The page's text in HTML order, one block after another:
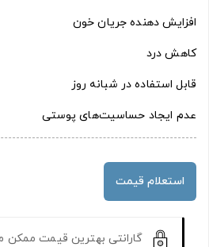
افزایش دهنده جریان خون
کاهش درد
قابل استفاده در شبانه روز
عدم ایجاد حساسیت‌های پوستی
استعلام قیمت
گارانتی بهترین قیمت ممکن